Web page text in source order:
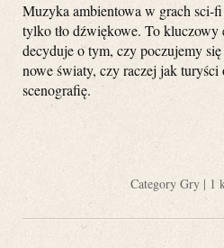
Muzyka ambientowa w grach sci-
tylko tło dźwiękowe. To kluczowy
decyduje o tym, czy poczujemy
nowe światy, czy raczej jak turyści
scenografię.
Category Gry | 1